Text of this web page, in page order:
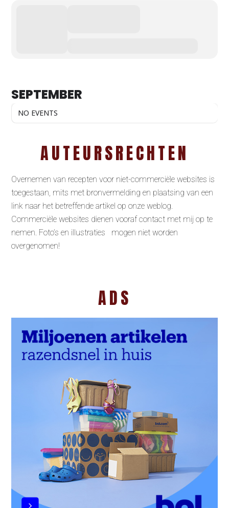
SEPTEMBER
NO EVENTS
AUTEURSRECHTEN
Overnemen van recepten voor niet-commerciële websites is
toegestaan, mits met bronvermelding en plaatsing van een
link naar het betreffende artikel op onze weblog.
Commerciële websites dienen vooraf contact met mij op te
nemen. Foto’s en illustraties mogen niet worden
overgenomen!
ADS